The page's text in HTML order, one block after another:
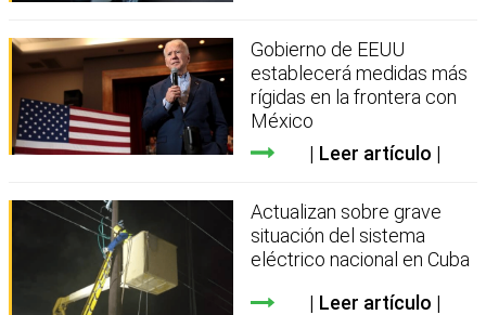
Gobierno de EEUU
establecerá medidas más
rígidas en la frontera con
México
Leer artículo
Actualizan sobre grave
situación del sistema
eléctrico nacional en Cuba
Leer artículo